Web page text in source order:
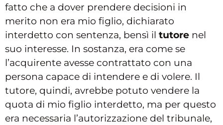
fatto che a dover prendere decisioni in
merito non era mio figlio, dichiarato
interdetto con sentenza, bensì il tutore nel
suo interesse. In sostanza, era come se
l’acquirente avesse contrattato con una
persona capace di intendere e di volere. Il
tutore, quindi, avrebbe potuto vendere la
quota di mio figlio interdetto, ma per questo
era necessaria l’autorizzazione del tribunale,